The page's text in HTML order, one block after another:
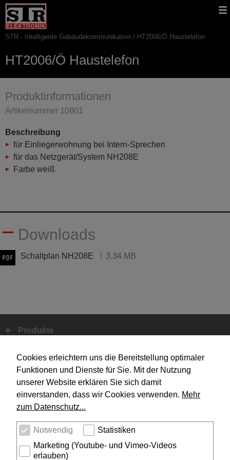
Cookies erleichtern uns die Bereitstellung optimaler
Funktionen und Dienste für Sie. Mit der Nutzung
unserer Website erklären Sie sich damit
einverstanden, dass wir Cookies verwenden. Mehr
zum Datenschutz...
Notwendig
Statistiken
Marketing (Youtube- und Vimeo-Videos
erlauben)
Gehe
direkt
zu:
STR
Website
Hauptnavigation
STR - Intelligente Gebäudekommunikation HT2006/Ö Haustelefon
HT2006/Ö Haustelefon
Produktinformationen
Artikelnummer 10801
Beschreibung
für Einliegerwohnung bei Intern-Sprechen
für das Netzgerät/System NH208E
Farbe weiß
Downloads
Schaltplan NH208E 3.34 MB
Produkte
Systemtechnik
Design
Unternehmen
Service